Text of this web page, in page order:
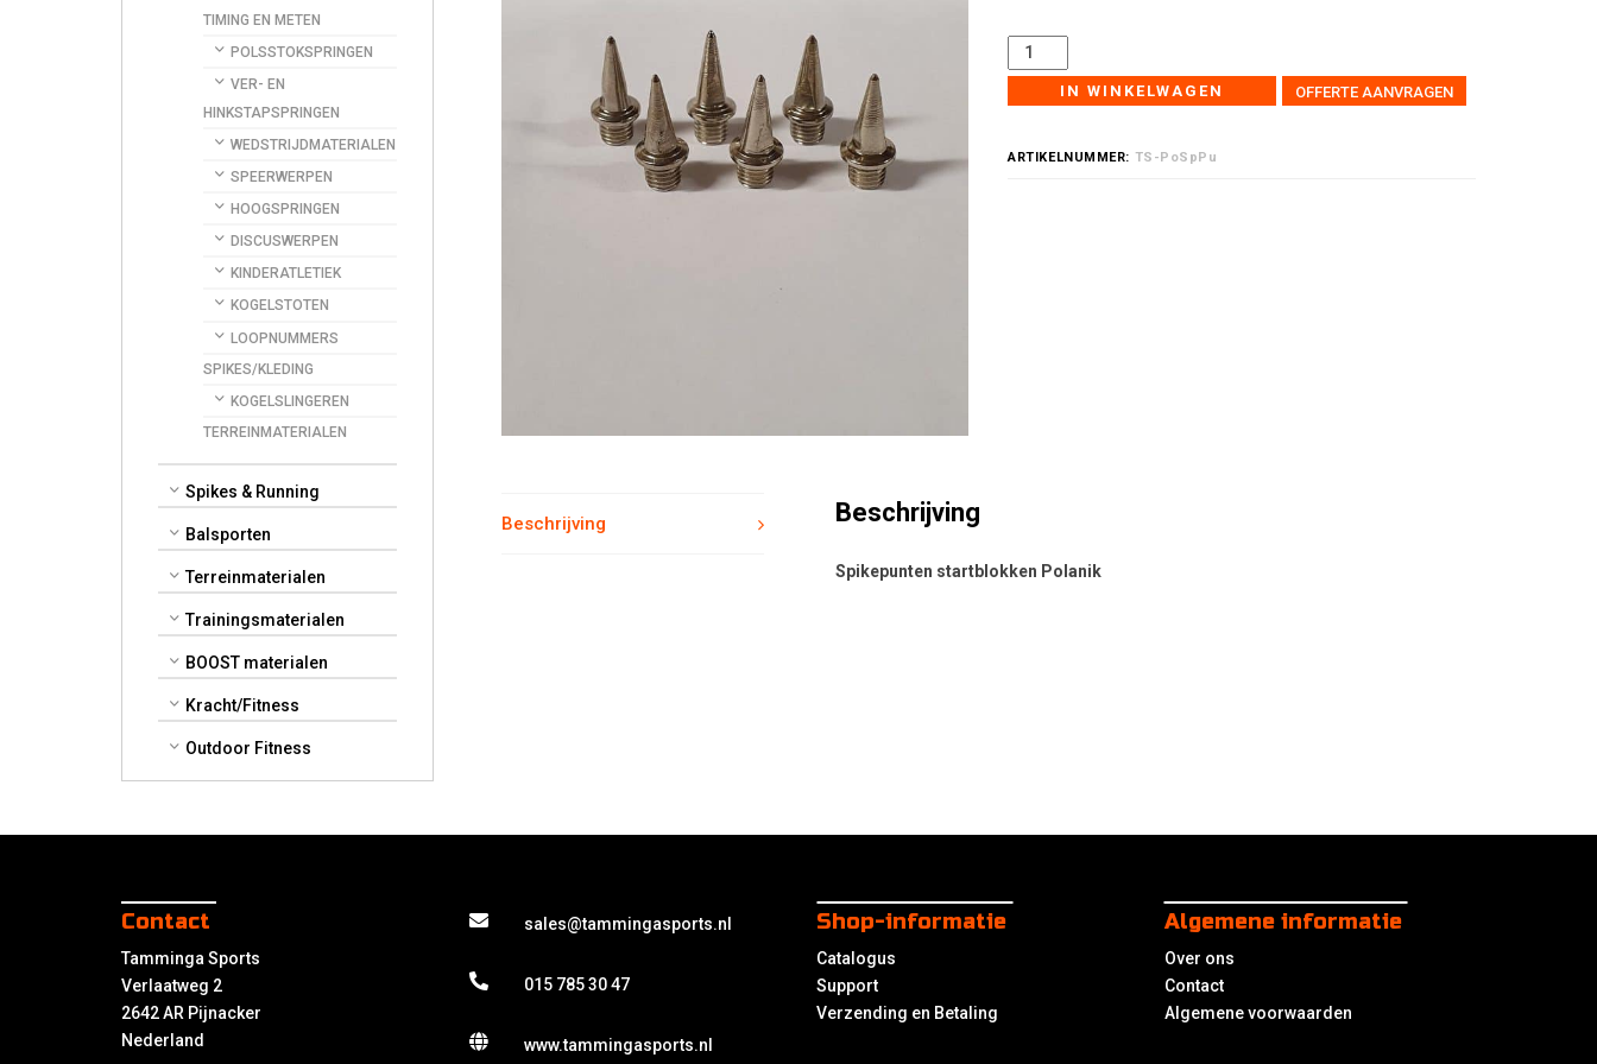
TIMING EN METEN
POLSSTOKSPRINGEN
VER- EN
HINKSTAPSPRINGEN
WEDSTRIJDMATERIALEN
SPEERWERPEN
HOOGSPRINGEN
DISCUSWERPEN
KINDERATLETIEK
KOGELSTOTEN
LOOPNUMMERS
SPIKES/KLEDING
KOGELSLINGEREN
TERREINMATERIALEN
Spikes & Running
Balsporten
Terreinmaterialen
Trainingsmaterialen
BOOST materialen
Kracht/Fitness
Outdoor Fitness
IN WINKELWAGEN OFFERTE AANVRAGEN
ARTIKELNUMMER: TS-PoSpPu
Beschrijving Beschrijving
Spikepunten startblokken Polanik
Contact
Tamminga Sports
Verlaatweg 2
2642 AR Pijnacker
Nederland
sales@tammingasports.nl
015 785 30 47
www.tammingasports.nl
Shop-informatie
Catalogus
Support
Verzending en Betaling
Algemene informatie
Over ons
Contact
Algemene voorwaarden